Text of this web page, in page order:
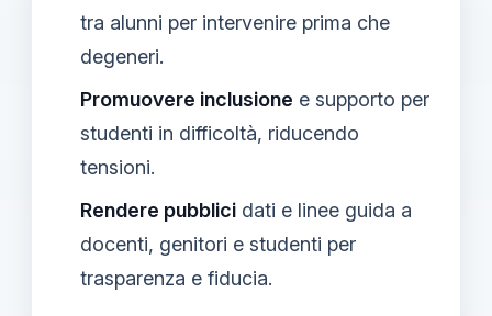
tra alunni per intervenire prima che
degeneri.
Promuovere inclusione e supporto per
studenti in difficoltà, riducendo
tensioni.
Rendere pubblici dati e linee guida a
docenti, genitori e studenti per
trasparenza e fiducia.